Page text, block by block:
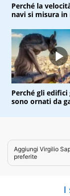
Perché la
navi si misura in
Perché gli edifici
sono ornati da
Aggiungi Virgilio
preferite
I